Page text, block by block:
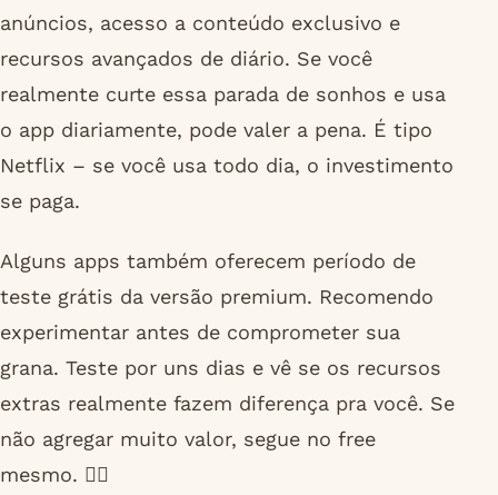
anúncios, acesso a conteúdo exclusivo e
recursos avançados de diário. Se você
realmente curte essa parada de sonhos e usa
o app diariamente, pode valer a pena. É tipo
Netflix – se você usa todo dia, o investimento
se paga.
Alguns apps também oferecem período de
teste grátis da versão premium. Recomendo
experimentar antes de comprometer sua
grana. Teste por uns dias e vê se os recursos
extras realmente fazem diferença pra você. Se
não agregar muito valor, segue no free
mesmo. 🤷‍♂️